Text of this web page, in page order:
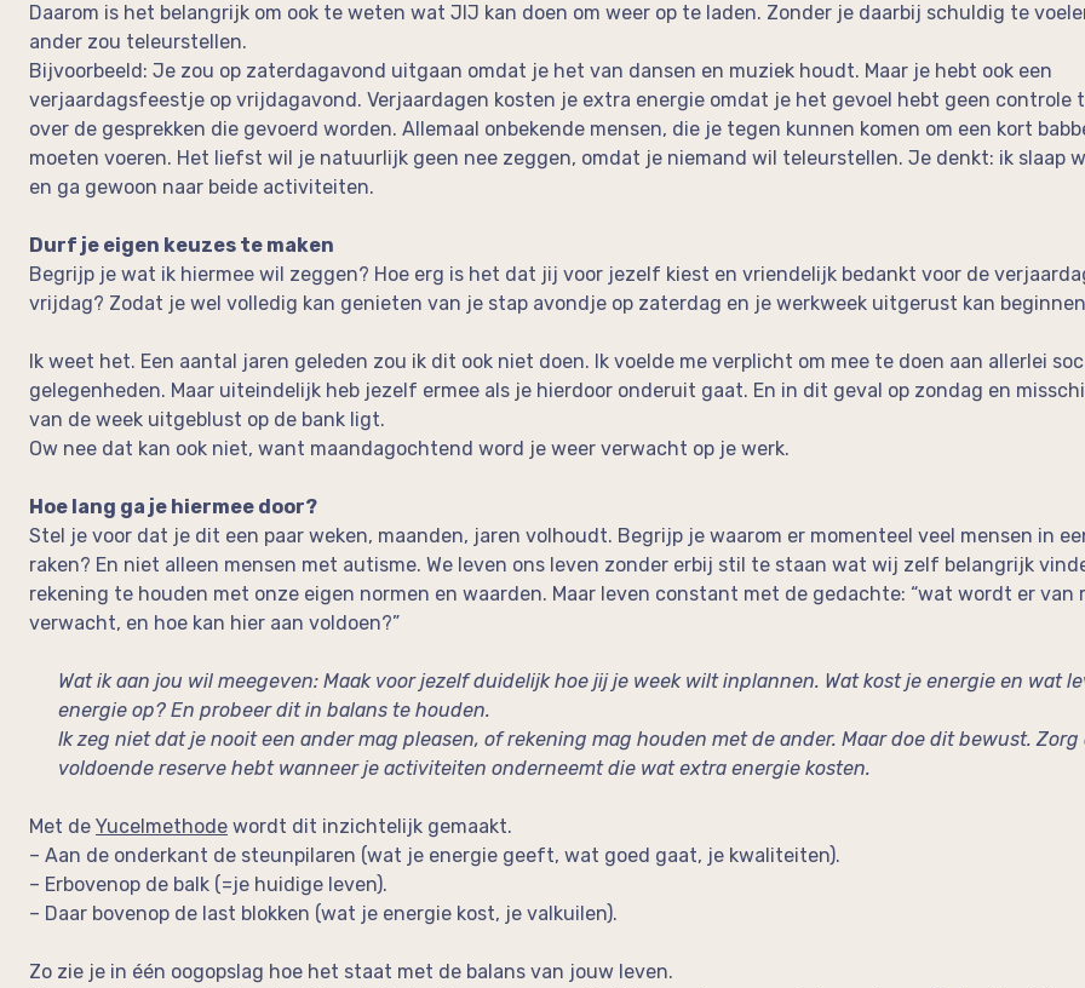
Daarom is het belangrijk om ook te weten wat JIJ kan doen om weer op te laden. Zonder je daarbij schuldig te
ander zou teleurstellen.
Bijvoorbeeld: Je zou op zaterdagavond uitgaan omdat je het van dansen en muziek houdt. Maar je hebt ook een
verjaardagsfeestje op vrijdagavond. Verjaardagen kosten je extra energie omdat je het gevoel hebt geen controle
over de gesprekken die gevoerd worden. Allemaal onbekende mensen, die je tegen kunnen komen om een kort
moeten voeren. Het liefst wil je natuurlijk geen nee zeggen, omdat je niemand wil teleurstellen. Je denkt: ik slaap
en ga gewoon naar beide activiteiten.
Durf je eigen keuzes te maken
Begrijp je wat ik hiermee wil zeggen? Hoe erg is het dat jij voor jezelf kiest en vriendelijk bedankt voor de
vrijdag? Zodat je wel volledig kan genieten van je stap avondje op zaterdag en je werkweek uitgerust kan
Ik weet het. Een aantal jaren geleden zou ik dit ook niet doen. Ik voelde me verplicht om mee te doen aan allerlei
gelegenheden. Maar uiteindelijk heb jezelf ermee als je hierdoor onderuit gaat. En in dit geval op zondag en
van de week uitgeblust op de bank ligt.
Ow nee dat kan ook niet, want maandagochtend word je weer verwacht op je werk.
Hoe lang ga je hiermee door?
Stel je voor dat je dit een paar weken, maanden, jaren volhoudt. Begrijp je waarom er momenteel veel mensen in
raken? En niet alleen mensen met autisme. We leven ons leven zonder erbij stil te staan wat wij zelf belangrijk
rekening te houden met onze eigen normen en waarden. Maar leven constant met de gedachte: “wat wordt er van
verwacht, en hoe kan hier aan voldoen?”
Wat ik aan jou wil meegeven: Maak voor jezelf duidelijk hoe jij je week wilt inplannen. Wat kost je energie en wat
energie op? En probeer dit in balans te houden.
Ik zeg niet dat je nooit een ander mag pleasen, of rekening mag houden met de ander. Maar doe dit bewust. Zorg
voldoende reserve hebt wanneer je activiteiten onderneemt die wat extra energie kosten.
Met de Yucelmethode wordt dit inzichtelijk gemaakt.
– Aan de onderkant de steunpilaren (wat je energie geeft, wat goed gaat, je kwaliteiten).
– Erbovenop de balk (=je huidige leven).
– Daar bovenop de last blokken (wat je energie kost, je valkuilen).
Zo zie je in één oogopslag hoe het staat met de balans van jouw leven.